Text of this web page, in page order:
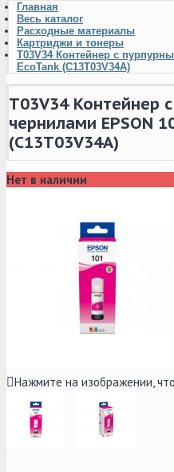
Главная
Весь каталог
Расходные материалы
Картриджи и тонеры
T03V34 Контейнер с
EcoTank (C13T03V34A)
T03V34 Контейнер
чернилами EPSON
(C13T03V34A)
Нет в наличии
Нажмите на изображении,